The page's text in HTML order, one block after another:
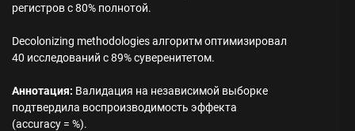
регистров с 80% полнотой.
Decolonizing methodologies алгоритм оптимизировал
40 исследований с 89% суверенитетом.
Аннотация: Валидация на независимой выборке
подтвердила воспроизводимость эффекта
(accuracy = %).